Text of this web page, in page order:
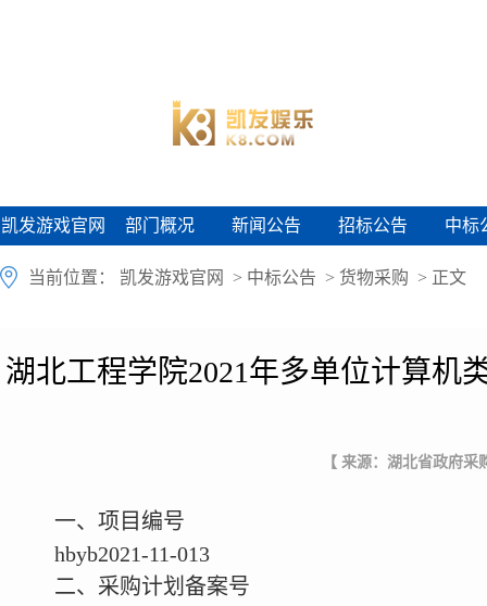
凯发游戏官网
凯发游戏官网 部门概况
部门概况 新闻公告
新闻公告 招标公告
招标公告 中标
中标
当前位置： 凯发游戏官网 > 中标公告 > 货物采购 > 正文
湖北工程学院2021年多单位计算机
【 来源：湖北省政府
一、项目编号
hbyb2021-11-013
二、采购计划备案号